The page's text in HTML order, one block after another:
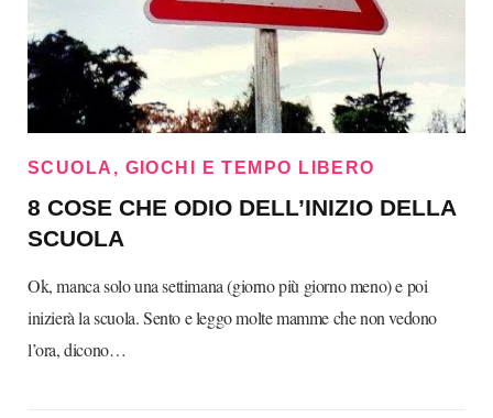
SCUOLA, GIOCHI E TEMPO LIBERO
8 COSE CHE ODIO DELL’INIZIO DELLA
SCUOLA
Ok, manca solo una settimana (giorno più giorno meno) e poi
inizierà la scuola. Sento e leggo molte mamme che non vedono
l’ora, dicono…